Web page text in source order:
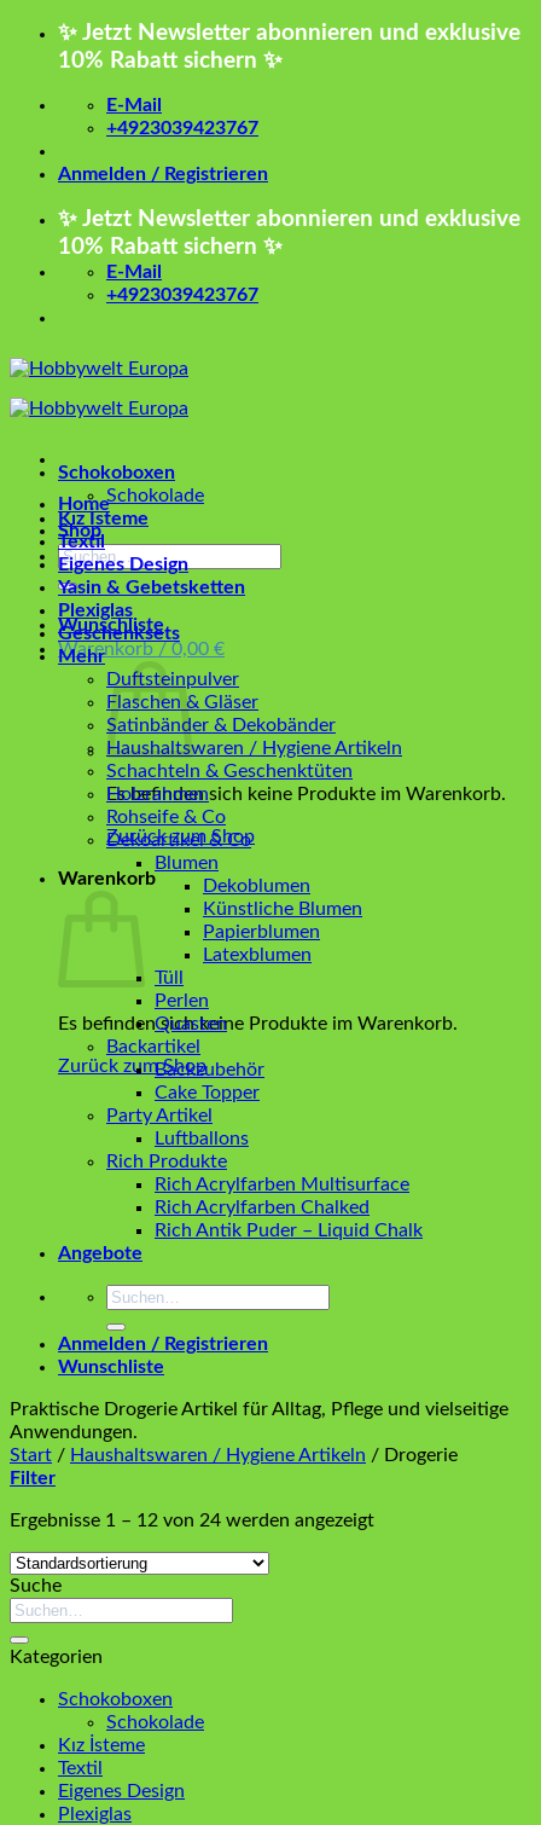
Zum
✨ Jetzt Newsletter abonnieren und exklusive
10% Rabatt sichern ✨
E-Mail
+4923039423767
Anmelden / Registrieren
✨ Jetzt Newsletter abonnieren und exklusive
10% Rabatt sichern ✨
E-Mail
+4923039423767
Home
Shop
Suchen
nach:
Wunschliste
Warenkorb / 0,00 €
Es befinden sich keine Produkte im Warenkorb.
Zurück zum Shop
Warenkorb
Es befinden sich keine Produkte im Warenkorb.
Zurück zum Shop
Schokoboxen
Schokolade
Kız İsteme
Textil
Eigenes Design
Yasin & Gebetsketten
Plexiglas
Geschenksets
Mehr
Duftsteinpulver
Flaschen & Gläser
Satinbänder & Dekobänder
Haushaltswaren / Hygiene Artikeln
Schachteln & Geschenktüten
Holzrahmen
Rohseife & Co
Dekoartikel & Co
Blumen
Dekoblumen
Künstliche Blumen
Papierblumen
Latexblumen
Tüll
Perlen
Quasten
Backartikel
Backzubehör
Cake Topper
Party Artikel
Luftballons
Rich Produkte
Rich Acrylfarben Multisurface
Rich Acrylfarben Chalked
Rich Antik Puder – Liquid Chalk
Angebote
Suchen
Anmelden / Registrieren
Wunschliste
Praktische Drogerie Artikel für Alltag, Pflege und vielseitige
Anwendungen.
Start / Haushaltswaren / Hygiene Artikeln / Drogerie
Filter
Ergebnisse 1 – 12 von 24 werden angezeigt
Suche
Suchen
Kategorien
Schokoboxen
Schokolade
Kız İsteme
Textil
Eigenes Design
Plexiglas